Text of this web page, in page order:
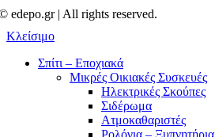
edepo.gr | All rights reserved.
Κλείσιμο
Σπίτι – Εποχιακά
Μικρές Οικιακές Συσκευές
Ηλεκτρικές Σκούπες
Σιδέρωμα
Ατμοκαθαριστές
Ρολόγια – Ξυπνητήρια